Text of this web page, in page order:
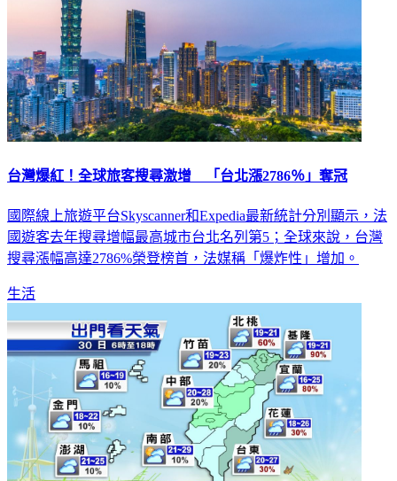
台灣爆紅！全球旅客搜尋激增 「台北漲2786％」奪冠
國際線上旅遊平台Skyscanner和Expedia最新統計分別顯示，法
國遊客去年搜尋增幅最高城市台北名列第5；全球來說，台灣
搜尋漲幅高達2786%榮登榜首，法媒稱「爆炸性」增加。
生活